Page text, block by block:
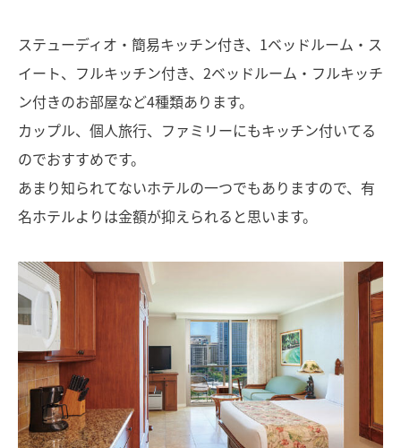
ステューディオ・簡易キッチン付き、1ベッドルーム・ス
イート、フルキッチン付き、2ベッドルーム・フルキッチ
ン付きのお部屋など4種類あります。
カップル、個人旅行、ファミリーにもキッチン付いてる
のでおすすめです。
あまり知られてないホテルの一つでもありますので、有
名ホテルよりは金額が抑えられると思います。